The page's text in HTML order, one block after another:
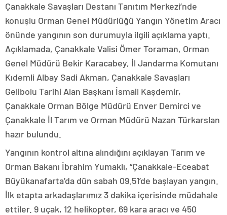
Çanakkale Savaşları Destanı Tanıtım Merkezi’nde
konuşlu Orman Genel Müdürlüğü Yangın Yönetim Aracı
önünde yangının son durumuyla ilgili açıklama yaptı.
Açıklamada, Çanakkale Valisi Ömer Toraman, Orman
Genel Müdürü Bekir Karacabey, İl Jandarma Komutanı
Kıdemli Albay Sadi Akman, Çanakkale Savaşları
Gelibolu Tarihi Alan Başkanı İsmail Kaşdemir,
Çanakkale Orman Bölge Müdürü Enver Demirci ve
Çanakkale İl Tarım ve Orman Müdürü Nazan Türkarslan
hazır bulundu.
Yangının kontrol altına alındığını açıklayan Tarım ve
Orman Bakanı İbrahim Yumaklı, “Çanakkale-Eceabat
Büyükanafarta’da dün sabah 09.51’de başlayan yangın.
İlk etapta arkadaşlarımız 3 dakika içerisinde müdahale
ettiler. 9 uçak, 12 helikopter, 69 kara aracı ve 450